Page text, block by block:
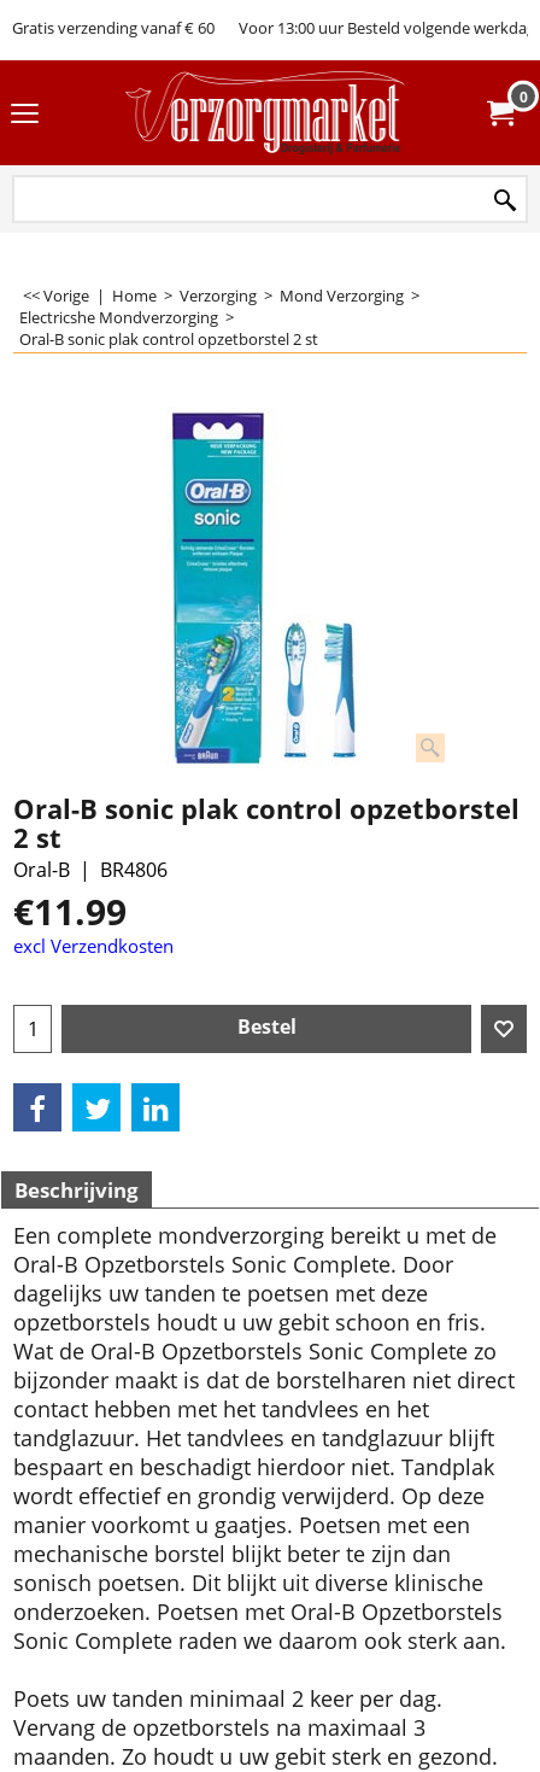
Gratis verzending vanaf € 60 Voor 13:00 uur Besteld volgende werkdag
0
<< Vorige | Home > Verzorging > Mond Verzorging >
Electricshe Mondverzorging >
Oral-B sonic plak control opzetborstel 2 st
Oral-B sonic plak control opzetborstel
2 st
Oral-B BR4806
€11.99
excl Verzendkosten
Bestel
Beschrijving
Een complete mondverzorging bereikt u met de
Oral-B Opzetborstels Sonic Complete. Door
dagelijks uw tanden te poetsen met deze
opzetborstels houdt u uw gebit schoon en fris.
Wat de Oral-B Opzetborstels Sonic Complete zo
bijzonder maakt is dat de borstelharen niet direct
contact hebben met het tandvlees en het
tandglazuur. Het tandvlees en tandglazuur blijft
bespaart en beschadigt hierdoor niet. Tandplak
wordt effectief en grondig verwijderd. Op deze
manier voorkomt u gaatjes. Poetsen met een
mechanische borstel blijkt beter te zijn dan
sonisch poetsen. Dit blijkt uit diverse klinische
onderzoeken. Poetsen met Oral-B Opzetborstels
Sonic Complete raden we daarom ook sterk aan.
Poets uw tanden minimaal 2 keer per dag.
Vervang de opzetborstels na maximaal 3
maanden. Zo houdt u uw gebit sterk en gezond.